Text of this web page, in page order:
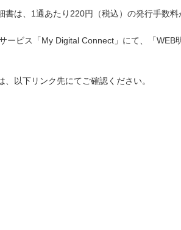
書は、1通あたり220円（税込）の発行手数
ービス「My Digital Connect」にて、「
、以下リンク先にてご確認ください。